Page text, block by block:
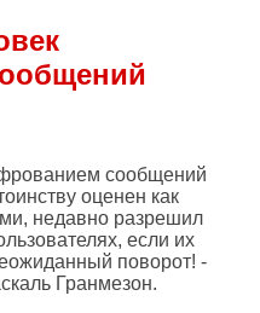
сообщений
оценен как
недавно разрешил
если их
поворот! -
Гранмезон.